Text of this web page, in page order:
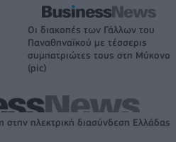
Οι διακοπές των Γάλλων του
Παναθηναϊκού με τέσσερις
συμπατριώτες τους στη Μύκονο
(pic)
στην ηλεκτρική διασύνδεση Ελλάδας